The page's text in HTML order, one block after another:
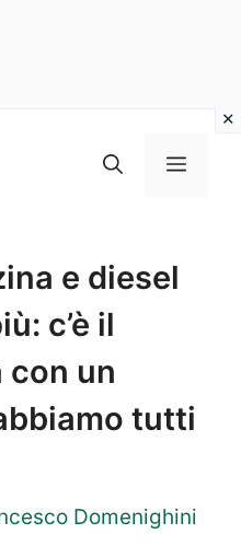
Menu
e diesel
c’è il
con un
tutti
Domenighini